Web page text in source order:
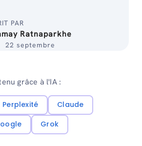
PAR
Ratnaparkhe
22 septembre
grâce à l'IA :
Perplexité
Claude
Grok